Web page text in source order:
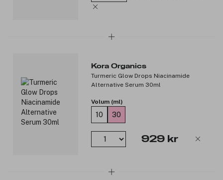
Kora Organics
Turmeric Glow Drops Niacinamide
Alternative Serum 30ml
Volum (ml)
10 30
929 kr